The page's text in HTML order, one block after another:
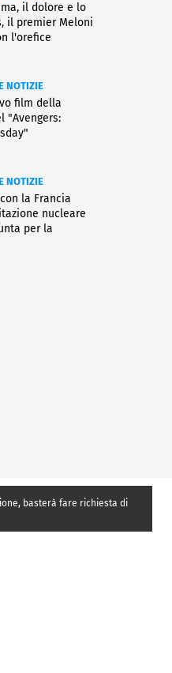
il dolore e lo
il premier Meloni
l'orefice
NOTIZIE
film della
"Avengers:
NOTIZIE
la Francia
nucleare
per la
basterà fare richiesta di